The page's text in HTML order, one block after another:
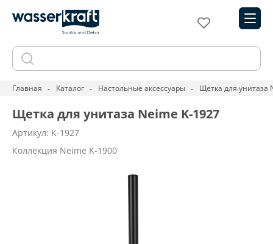
Главная Каталог Настольные аксессуары Щетка для унитаза
Щетка для унитаза Neime K-1927
Артикул: K-1927
Коллекция Neime K-1900